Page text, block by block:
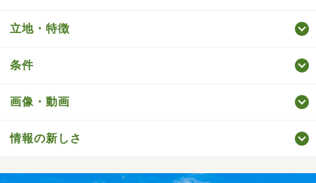
立地・特徴
条件
画像・動画
情報の新しさ